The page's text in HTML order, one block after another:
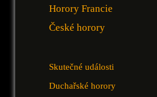
Horory Francie
České horory
Skutečné události
Duchařské horory